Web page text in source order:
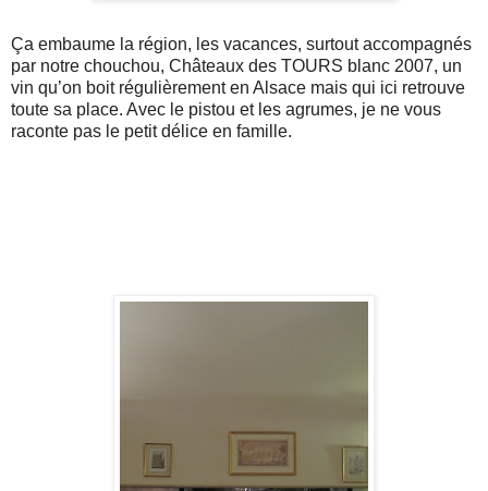
Ça embaume la région, les vacances, surtout accompagnés
par notre chouchou, Châteaux des TOURS blanc 2007, un
vin qu’on boit régulièrement en Alsace mais qui ici retrouve
toute sa place. Avec le pistou et les agrumes, je ne vous
raconte pas le petit délice en famille.